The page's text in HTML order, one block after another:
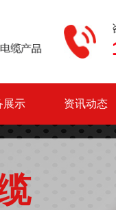
展示 资讯动态